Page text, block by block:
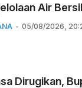
Air
05/08/2026,
Dirugikan,